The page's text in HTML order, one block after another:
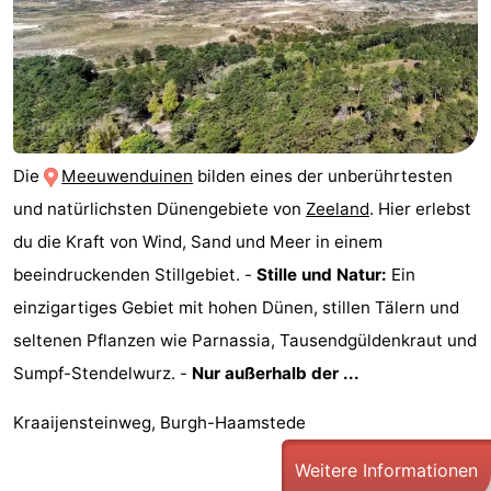
trinken
Praktisch
Forum
Route
-
Parken
Reisebuchshop
Medizin
Adressen
Region
Südholland
-
Die Meeuwenduinen bilden eines der unberührtesten
und natürlichsten Dünengebiete von Zeeland. Hier erlebst
du die Kraft von Wind, Sand und Meer in einem
beeindruckenden Stillgebiet. - Stille und Natur: Ein
einzigartiges Gebiet mit hohen Dünen, stillen Tälern und
seltenen Pflanzen wie Parnassia, Tausendgüldenkraut und
Sumpf-Stendelwurz. - Nur außerhalb der ...
Kraaijensteinweg, Burgh-Haamstede
Weitere Informationen